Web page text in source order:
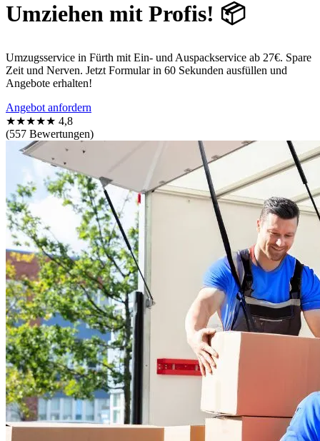
Umziehen mit Profis! 📦
Umzugsservice in Fürth mit Ein- und Auspackservice ab 27€. Spare
Zeit und Nerven. Jetzt Formular in 60 Sekunden ausfüllen und
Angebote erhalten!
Angebot anfordern
★★★★★ 4,8
(557 Bewertungen)